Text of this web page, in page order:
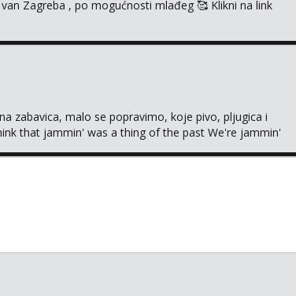
Zagreba , po mogućnosti mlađeg 🥰 Klikni na link
zabavica, malo se popravimo, koje pivo, pljugica i
that jammin' was a thing of the past We're jammin'